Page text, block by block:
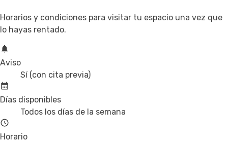
Horarios y condiciones para visitar tu espacio una vez que
lo hayas rentado.
Aviso
Sí (con cita previa)
Días disponibles
Todos los días de la semana
Horario